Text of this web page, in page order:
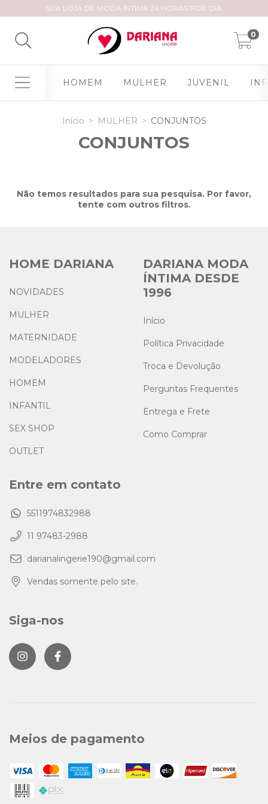
SUA LOJA DE MODA ÍNTIMA 24 HORAS POR DIA
0
HOMEM MULHER JUVENIL
Início > MULHER > CONJUNTOS
CONJUNTOS
Não temos resultados para sua pesquisa. Por favor,
tente com outros filtros.
HOME DARIANA
NOVIDADES
MULHER
MATERNIDADE
MODELADORES
HOMEM
INFANTIL
SEX SHOP
OUTLET
DARIANA MODA
ÍNTIMA DESDE
1996
Início
Política Privacidade
Troca e Devolução
Perguntas Frequentes
Entrega e Frete
Como Comprar
Entre em contato
5511974832988
11 97483-2988
darianalingerie190@gmail.com
Vendas somente pelo site.
Siga-nos
Meios de pagamento